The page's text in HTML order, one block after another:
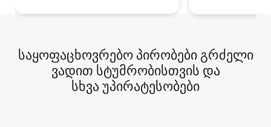
საყოფაცხოვრებო პირობები გრძელი
ვადით სტუმრობისთვის და
სხვა უპირატესობები